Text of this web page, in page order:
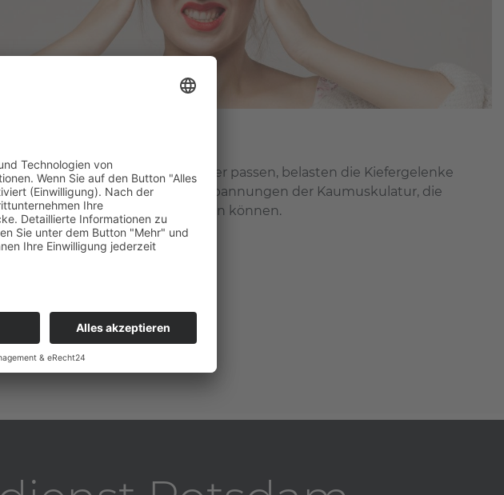
und Kiefer, die nicht zueinander passen, belasten die Kiefergelenke
Außerdem entstehen Verspannungen der Kaumuskulatur, die
und Migräne auslösen können.